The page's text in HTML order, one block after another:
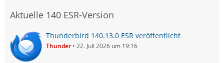
Aktuelle 140 ESR-Version
Thunderbird 140.13.0 ESR veröffentlicht
Thunder 22. Juli 2026 um 19:16